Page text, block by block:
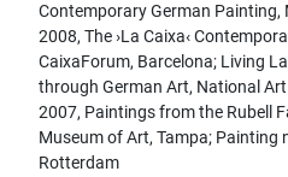
Contemporary German Painting,
2008, The ›La Caixa‹
CaixaForum, Barcelona; Living
through German Art, National
2007, Paintings from the Rubell
Museum of Art, Tampa; Painting
Rotterdam